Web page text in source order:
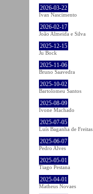
2026-03-22
Ivan Nascimento
2026-02-17
João Almeida e Silva
2025-12-15
Ju Bock
2025-11-06
Bruno Saavedra
2025-10-02
Bartolomeu Santos
2025-08-09
Ivone Machado
2025-07-05
Luís Baganha de Freitas
2025-06-07
Pedro Alves
2025-05-01
Tiago Pestana
2025-04-01
Matheus Novaes